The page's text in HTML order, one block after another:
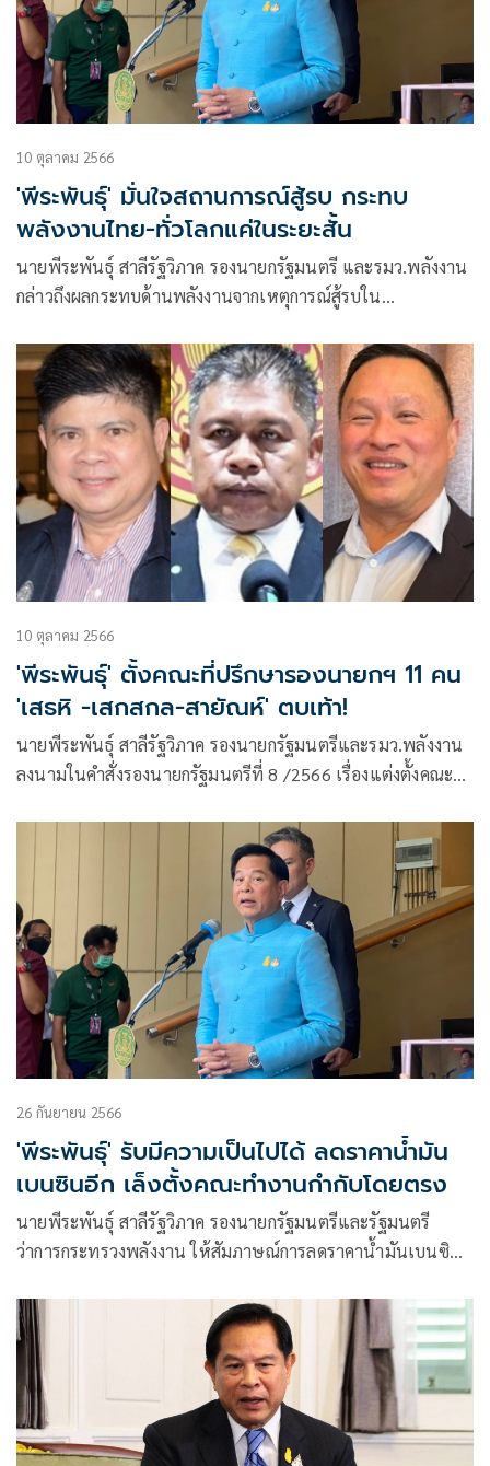
10 ตุลาคม 2566
'พีระพันธุ์' มั่นใจสถานการณ์สู้รบ กระทบ
พลังงานไทย-ทั่วโลกแค่ในระยะสั้น
นายพีระพันธุ์ สาลีรัฐวิภาค รองนายกรัฐมนตรี และรมว.พลังงาน
กล่าวถึงผลกระทบด้านพลังงานจากเหตุการณ์สู้รบใน
พลังงานแจ้งว่า เชื่อว่าจะกระทบระยะสั้นเท่านั้น ซึ่งไม่ใช่กระทบ
เฉพาะประเทศไทยแต่กระทบทั่วโลก
10 ตุลาคม 2566
'พีระพันธุ์' ตั้งคณะที่ปรึกษารองนายกฯ 11 คน
'เสธหิ -เสกสกล-สายัณห์' ตบเท้า!
นายพีระพันธุ์ สาลีรัฐวิภาค รองนายกรัฐมนตรีและรมว.พลังงาน
ลงนามในคำสั่งรองนายกรัฐมนตรีที่ 8 /2566 เรื่องแต่งตั้งคณะที่
26 กันยายน 2566
'พีระพันธุ์' รับมีความเป็นไปได้ ลดราคาน้ำมัน
เบนซินอีก เล็งตั้งคณะทำงานกำกับโดยตรง
นายพีระพันธุ์ สาลีรัฐวิภาค รองนายกรัฐมนตรีและรัฐมนตรี
ว่าการกระทรวงพลังงาน ให้สัมภาษณ์การลดราคาน้ำมันเบนซิน